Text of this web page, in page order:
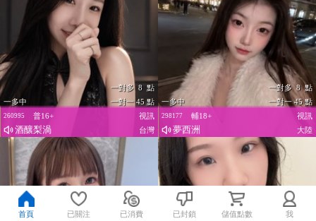
一多中
一對多 8 點
一對一 45 點
普16+
視訊
260995
酒釀梨渦 台灣
一多中
一對多 8 點
一對一 45 點
輔18+
視訊
298177
夢西洲 大陸
首頁 已關注 已消費 已封鎖 儲值點數 我